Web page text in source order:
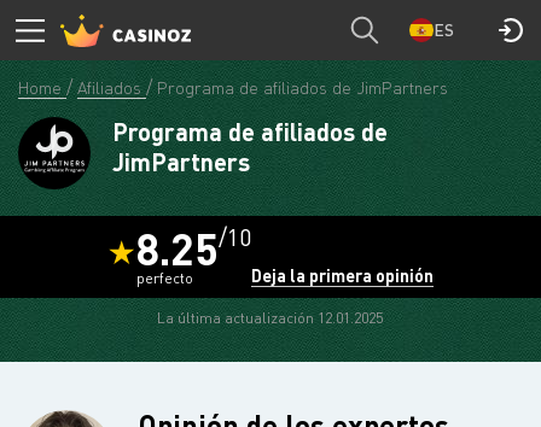
ES
Home Afiliados Programa de afiliados de JimPartners
La última actualización 12.01.2025
Programa de afiliados de
JimPartners
8.25/10
perfecto Deja la primera opinión